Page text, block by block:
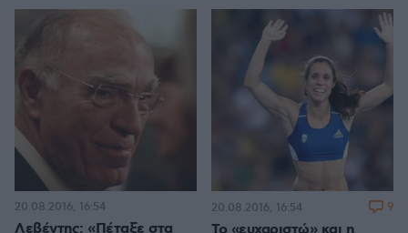
Λεβέντης: «Πέταξε στα
20.08.2016, 16:54 20.08.2016, 16:54 9